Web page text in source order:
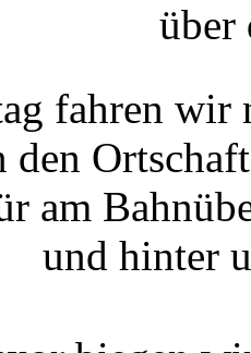
über
fahren
den
am
und hinter